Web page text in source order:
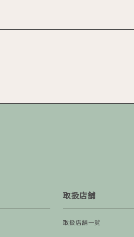
取扱店舗
取扱店舗一覧